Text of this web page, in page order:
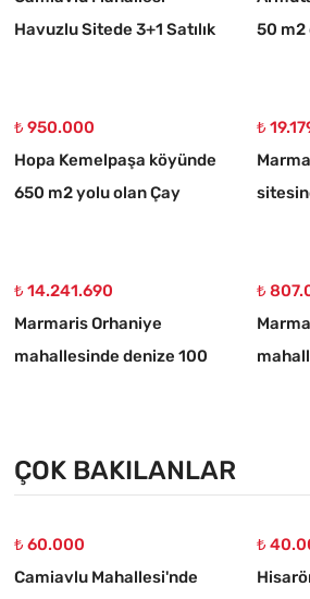
Havuzlu Sitede 3+1 Satılık
50 m2
₺ 950.000
Hopa Kemelpaşa köyünde
650 m2 yolu olan Çay
₺
₺ 14.241.690
Marmaris Orhaniye
mahallesinde denize 100
₺
ÇOK BAKILANLAR
₺ 60.000
Camiavlu Mahallesi'nde
₺